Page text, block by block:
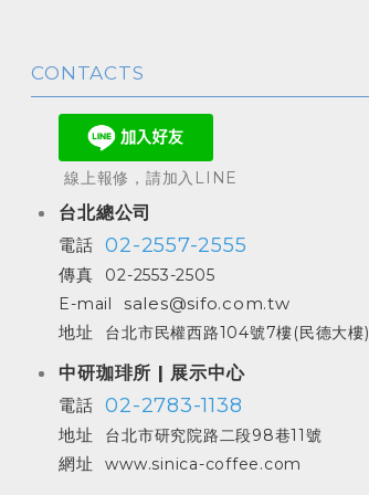
CONTACTS
線上報修，請加入LINE
台北總公司
電話 02-2557-2555
傳真
02-2553-2505
E-mail
sales@sifo.com.tw
地址
台北市民權西路104號7樓(民德大樓)
中研珈琲所 | 展示中心
電話 02-2783-1138
地址 台北市研究院路二段98巷11號
網址 www.sinica-coffee.com